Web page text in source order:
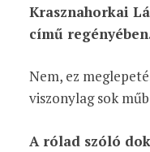
Krasznahorkai
című
Nem, ez
viszonylag sok
A rólad szóló